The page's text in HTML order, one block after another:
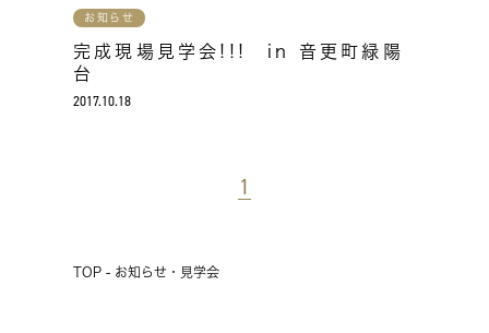
お知らせ
完成現場見学会!!! in 音更町緑陽
台
2017.10.18
1
TOP - お知らせ・見学会